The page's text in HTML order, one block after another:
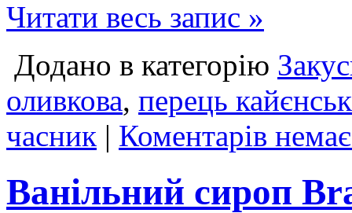
Читати весь запис »
Додано в категорію
оливкова, перець
часник | Коментарів
Ванільний сироп